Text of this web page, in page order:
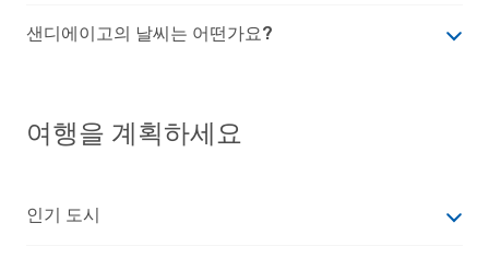
샌디에이고의 날씨는 어떤가요?
여행을 계획하세요
인기 도시